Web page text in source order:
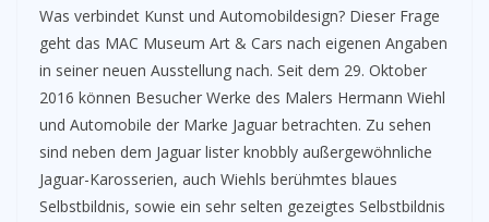
Was verbindet Kunst und Automobildesign? Dieser Frage
geht das MAC Museum Art & Cars nach eigenen Angaben
in seiner neuen Ausstellung nach. Seit dem 29. Oktober
2016 können Besucher Werke des Malers Hermann Wiehl
und Automobile der Marke Jaguar betrachten. Zu sehen
sind neben dem Jaguar lister knobbly außergewöhnliche
Jaguar-Karosserien, auch Wiehls berühmtes blaues
Selbstbildnis, sowie ein sehr selten gezeigtes Selbstbildnis